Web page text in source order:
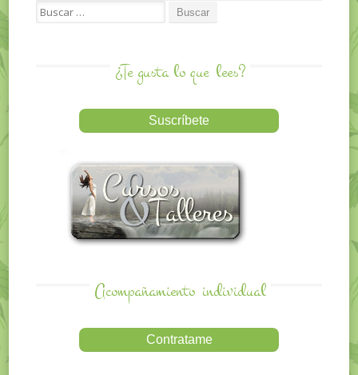
Search for:
¿Te gusta lo que lees?
Acompañamiento individual